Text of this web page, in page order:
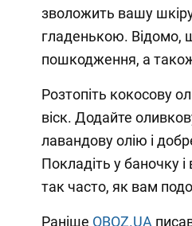
зволожить вашу
гладенькою. Відомо,
пошкодження, а також
Розтопіть кокосову
віск. Додайте
лавандову олію і
Покладіть у баночку
так часто, як вам
Раніше OBOZ.UA